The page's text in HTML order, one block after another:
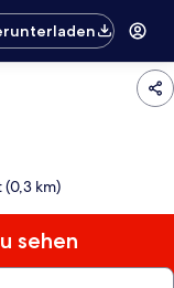
km)
sehen